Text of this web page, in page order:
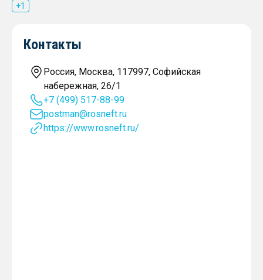
+1
Контакты
Россия, Москва, 117997, Софийская
набережная, 26/1
+7 (499) 517-88-99
postman@rosneft.ru
https://www.rosneft.ru/